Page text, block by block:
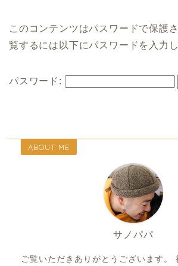
このコンテンツはパスワードで保護
覧するには以下にパスワードを入力
パスワード:
ABOUT ME
サノパパ
ご覧いただきありがとうございます。